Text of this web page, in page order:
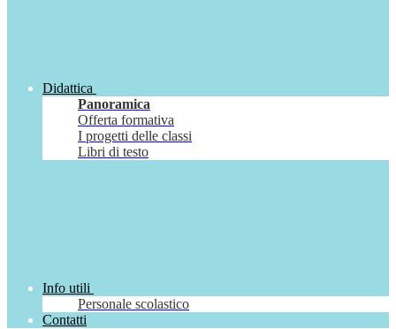
Didattica
Panoramica
Offerta formativa
I progetti delle classi
Libri di testo
Info utili
Personale scolastico
Contatti